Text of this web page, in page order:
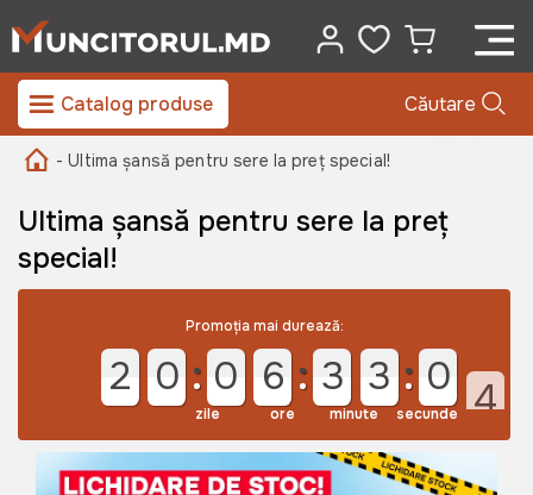
Catalog produse Căutare
- Ultima șansă pentru sere la preț special!
Ultima șansă pentru sere la preț
special!
Promoția mai durează:
2 0 0 6 3 3 0 3
zile ore minute secunde